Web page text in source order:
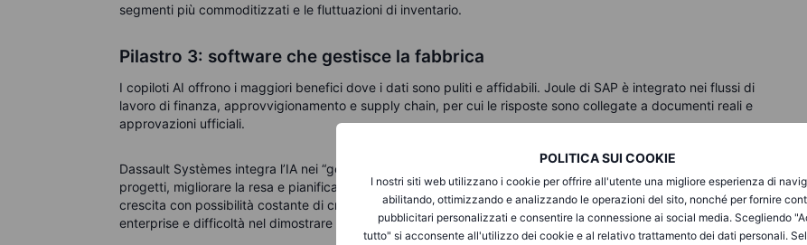
POLITICA SUI COOKIE
I nostri siti web utilizzano i cookie per offrire all'utente una migliore esperienza di
abilitando, ottimizzando e analizzando le operazioni del sito, nonché per fornire
pubblicitari personalizzati e consentire la connessione ai social media. Scegliendo
tutto" si acconsente all'utilizzo dei cookie e al relativo trattamento dei dati personali.
segmenti più commoditizzati e le fluttuazioni di inventario.
Pilastro 3: software che gestisce la fabbrica
I copiloti AI offrono i maggiori benefici dove i dati sono puliti e affidabili. Joule di SAP è integrato nei flussi di
lavoro di finanza, approvvigionamento e supply chain, per cui le risposte sono collegate a documenti reali e
approvazioni ufficiali.
Dassault Systèmes integra l’IA nei “gemelli digitali” (modelli virtuali di macchine o impianti reali) per testare
progetti, migliorare la resa e pianificare la manutenzione. Per gli investitori, si tratta di ricavi ricorrenti in
crescita con possibilità costante di cross-selling; i rischi includono budget IT più lenti, lunghi cicli di vendita
enterprise e difficoltà nel dimostrare il valore.